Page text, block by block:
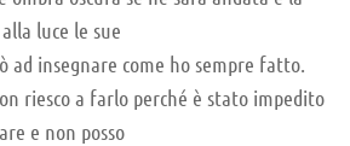
luce le sue
ad insegnare come ho sempre fatto.
riesco a farlo perché è stato impedito
e non posso